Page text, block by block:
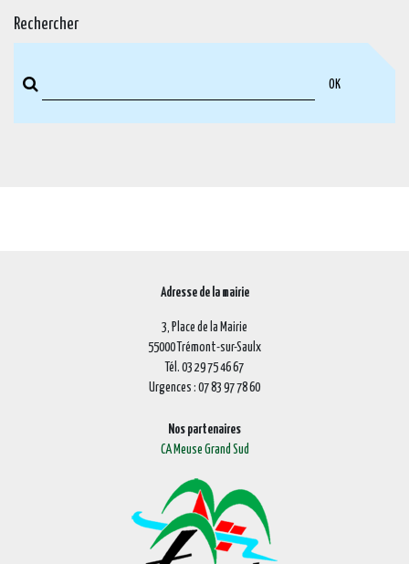
Rechercher
OK
Adresse de la mairie
3, Place de la Mairie
55000 Trémont-sur-Saulx
Tél. 03 29 75 46 67
Urgences : 07 83 97 78 60
Nos partenaires
CA Meuse Grand Sud